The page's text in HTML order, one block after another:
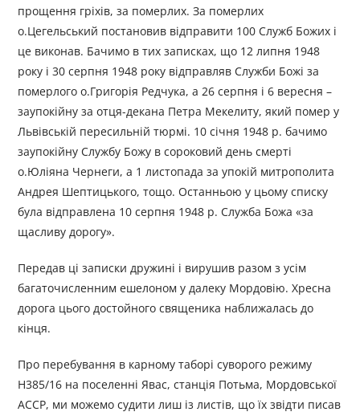
прощення гріхів, за померлих. За померлих
о.Цегельський постановив відправити 100 Служб Божих і
це виконав. Бачимо в тих записках, що 12 липня 1948
року і 30 серпня 1948 року відправляв Служби Божі за
померлого о.Григорія Редчука, а 26 серпня і 6 вересня –
заупокійну за отця-декана Петра Мекелиту, який помер у
Львівській пересильній тюрмі. 10 січня 1948 р. бачимо
заупокійну Службу Божу в сороковий день смерті
о.Юліяна Чернеги, а 1 листопада за упокій митрополита
Андрея Шептицького, тощо. Останньою у цьому списку
була відправлена 10 серпня 1948 р. Служба Божа «за
щасливу дорогу».
Передав ці записки дружині і вирушив разом з усім
багаточисленним ешелоном у далеку Мордовію. Хресна
дорога цього достойного священика наближалась до
кінця.
Про перебування в карному таборі суворого режиму
Н385/16 на поселенні Явас, станція Потьма, Мордовської
АССР, ми можемо судити лиш із листів, що їх звідти писав